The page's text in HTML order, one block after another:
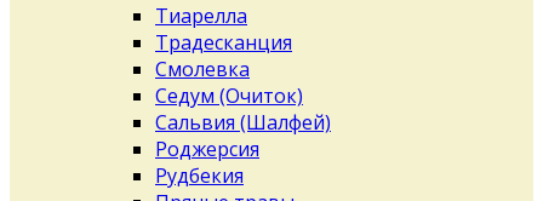
Тиарелла
Традесканция
Смолевка
Седум (Очиток)
Сальвия (Шалфей)
Роджерсия
Рудбекия